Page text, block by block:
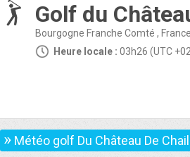
Golf du
Bourgogne Franche Comté , France
Heure locale : 03h26 (UTC
» Météo golf Du Château De